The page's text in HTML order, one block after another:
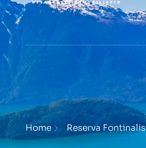
Home Reserva Fontinalis